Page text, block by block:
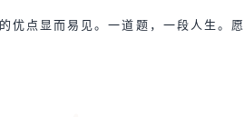
优点显而易见。一道题，一段人生。